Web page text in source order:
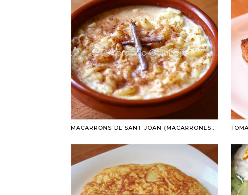
MACARRONS DE SANT JOAN (MACARRONES DE SAN JUAN). RECETA DULCE Y FÁCIL